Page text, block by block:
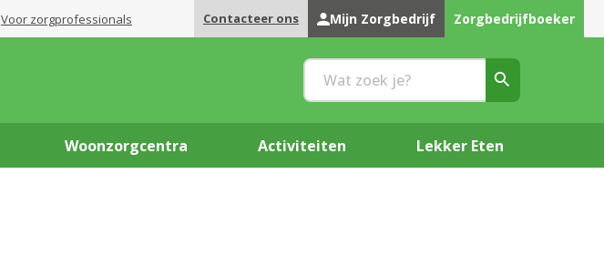
Voor zorgprofessionals Contacteer ons Mijn Zorgbedrijf Zorgbedrijfboeker
Woonzorgcentra Activiteiten Lekker Eten